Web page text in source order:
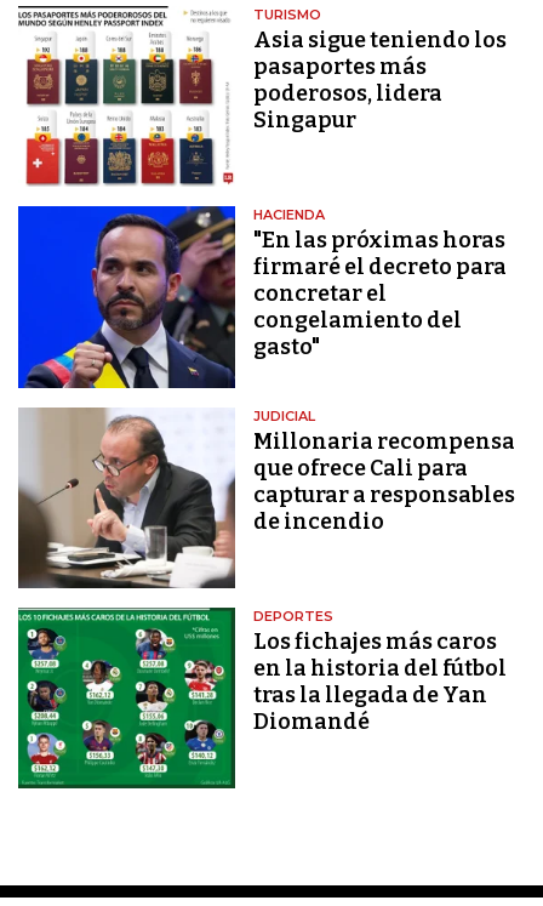
TURISMO
Asia sigue teniendo los
pasaportes más
poderosos, lidera
Singapur
HACIENDA
"En las próximas horas
firmaré el decreto para
concretar el
congelamiento del
gasto"
JUDICIAL
Millonaria recompensa
que ofrece Cali para
capturar a responsables
de incendio
DEPORTES
Los fichajes más caros
en la historia del fútbol
tras la llegada de Yan
Diomandé